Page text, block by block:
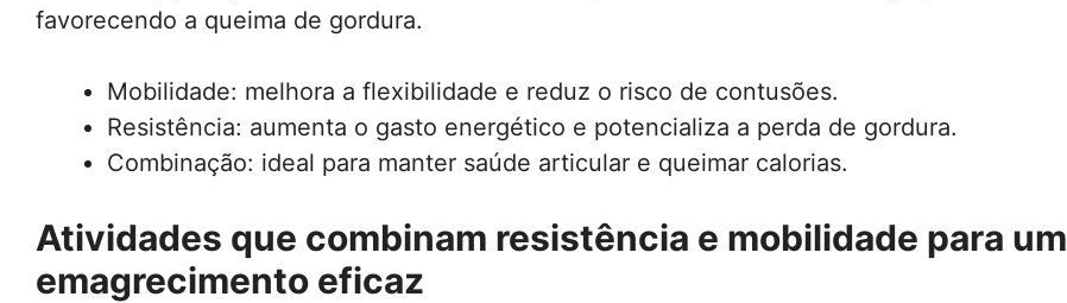
favorecendo a queima de gordura.
Mobilidade: melhora a flexibilidade e reduz o risco de contusões.
Resistência: aumenta o gasto energético e potencializa a perda de gordura.
Combinação: ideal para manter saúde articular e queimar calorias.
Atividades que combinam resistência e mobilidade para um
emagrecimento eficaz